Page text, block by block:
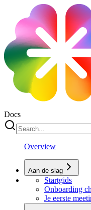
Docs
Overview
Aan de slag
Startgids
Onboarding
Je eerste